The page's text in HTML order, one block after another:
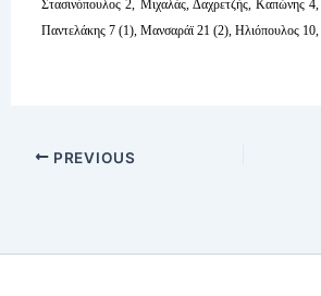
Στασινόπουλος 2, Μιχαλάς, Δαχρετζής, Καπώνης
Παντελάκης 7 (1), Μανσαράϊ 21 (2), Ηλιόπουλος 10,
PREVIOUS